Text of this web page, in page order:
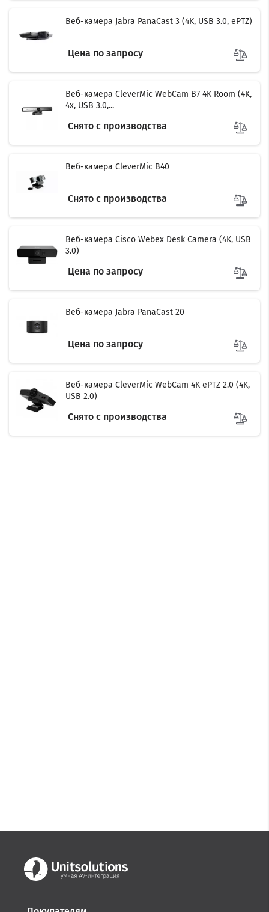
Веб-камера Jabra PanaCast 3 (4K, USB 3.0, ePTZ)
Цена по запросу
Веб-камера CleverMic WebCam B7 4K Room (4K,
4x, USB 3.0,...
Снято с производства
Веб-камера CleverMic B40
Снято с производства
Веб-камера Cisco Webex Desk Camera (4K, USB
3.0)
Цена по запросу
Веб-камера Jabra PanaCast 20
Цена по запросу
Веб-камера CleverMic WebCam 4K ePTZ 2.0 (4K,
USB 2.0)
Снято с производства